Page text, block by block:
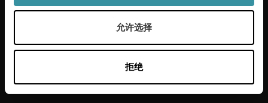
允许选择
拒绝
全球客户提供服务。我们通过帮助员工成长增加利
润，提供工具和流程来应对任何销售挑战。
了解更多